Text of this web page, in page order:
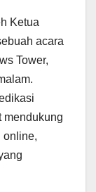
Ketua
acara
Tower,
mendukung
online,